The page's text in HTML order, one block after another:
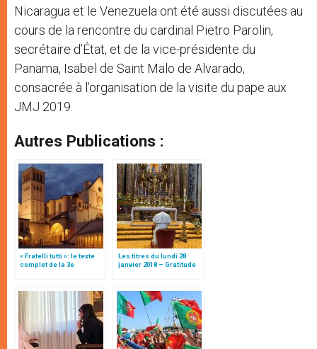
Nicaragua et le Venezuela ont été aussi discutées au
cours de la rencontre du cardinal Pietro Parolin,
secrétaire d’État, et de la vice-présidente du
Panama, Isabel de Saint Malo de Alvarado,
consacrée à l’organisation de la visite du pape aux
JMJ 2019.
Autres Publications :
« Fratelli tutti »: le texte
complet de la 3e
Les titres du lundi 28
janvier 2018 – Gratitude